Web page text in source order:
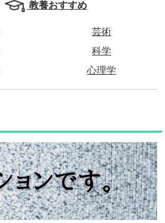
教養おすすめ
芸術
科学
心理学